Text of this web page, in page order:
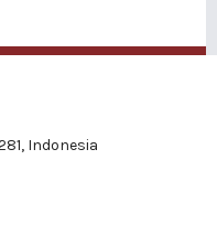
Indonesia